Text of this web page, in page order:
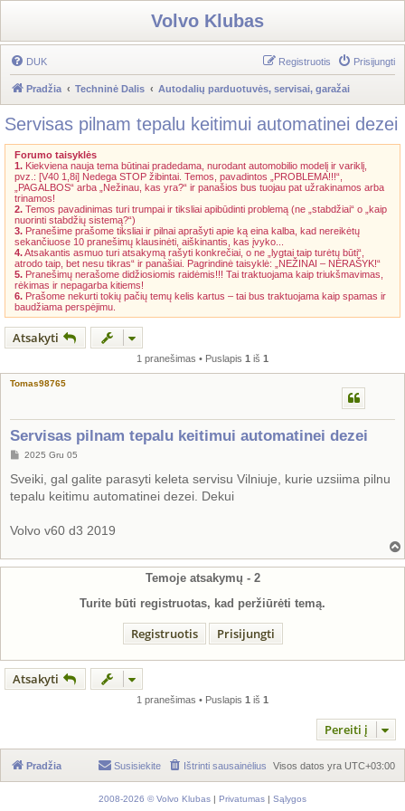
Volvo Klubas
DUK Prisijungti
Registruotis
Pradžia Techninė Dalis Autodalių parduotuvės, servisai, garažai
Servisas pilnam tepalu keitimui automatinei dezei
Forumo taisyklės
1. Kiekviena nauja tema būtinai pradedama, nurodant automobilio modelį ir variklį,
pvz.: [V40 1,8i] Nedega STOP žibintai. Temos, pavadintos „PROBLEMA!!!“,
„PAGALBOS“ arba „Nežinau, kas yra?“ ir panašios bus tuojau pat užrakinamos arba
trinamos!
2. Temos pavadinimas turi trumpai ir tiksliai apibūdinti problemą (ne „stabdžiai“ o „kaip
nuorinti stabdžių sistemą?“)
3. Pranešime prašome tiksliai ir pilnai aprašyti apie ką eina kalba, kad nereikėtų
sekančiuose 10 pranešimų klausinėti, aiškinantis, kas įvyko...
4.Atsakantis asmuo turi atsakymą rašyti konkrečiai, o ne „lygtai taip turėtų būti“,
atrodo taip, bet nesu tikras“ ir panašiai. Pagrindinė taisyklė: „NEŽINAI – NERAŠYK!“
5. Pranešimų nerašome didžiosiomis raidėmis!!! Tai traktuojama kaip triukšmavimas,
rėkimas ir nepagarba kitiems!
6. Prašome nekurti tokių pačių temų kelis kartus – tai bus traktuojama kaip spamas ir
baudžiama perspėjimu.
Atsakyti
1 pranešimas • Puslapis 1 iš 1
Tomas98765
Servisas pilnam tepalu keitimui automatinei dezei
S
a
n
d
t
ė
2025 Gru 05
Sveiki, gal galite parasyti keleta servisu Vilniuje, kurie uzsiima pilnu
tepalu keitimu automatinei dezei. Dekui
Volvo v60 d3 2019
i
Temoje atsakymų - 2
Turite būti registruotas, kad peržiūrėti temą.
Registruotis Prisijungti
Atsakyti
1 pranešimas • Puslapis 1 iš 1
Pereiti į
Pradžia Visos datos yra UTC+03:00
Ištrinti sausainėlius
Susisiekite
2008-2026 © Volvo Klubas | Privatumas | Sąlygos